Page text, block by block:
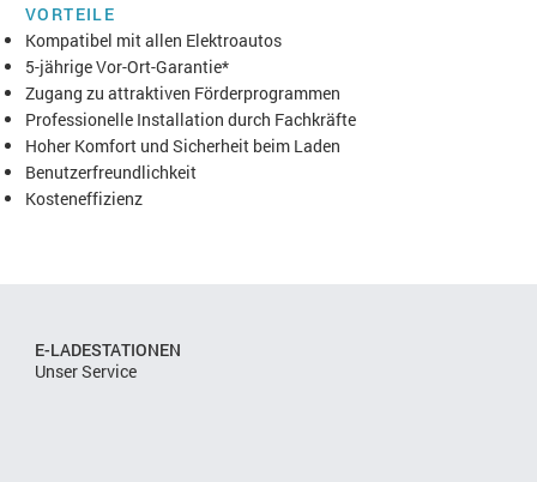
VORTEILE
Kompatibel mit allen Elektroautos
5-jährige Vor-Ort-Garantie*
Zugang zu attraktiven Förderprogrammen
Professionelle Installation durch Fachkräfte
Hoher Komfort und Sicherheit beim Laden
Benutzerfreundlichkeit
Kosteneffizienz
E-LADESTATIONEN
Unser Service